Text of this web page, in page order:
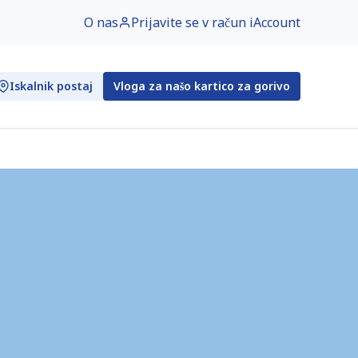
O nas Prijavite se v račun iAccount
Iskalnik postaj Vloga za našo kartico za gorivo